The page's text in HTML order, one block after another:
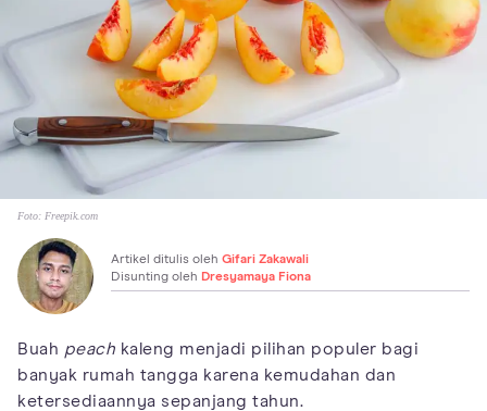
Foto: Freepik.com
Artikel ditulis oleh Gifari Zakawali
Disunting oleh Dresyamaya Fiona
Buah peach kaleng menjadi pilihan populer bagi
banyak rumah tangga karena kemudahan dan
ketersediaannya sepanjang tahun.